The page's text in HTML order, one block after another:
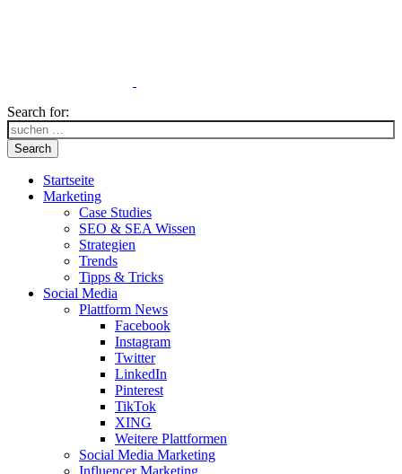
Search for:
Search
Startseite
Marketing
Case Studies
SEO & SEA Wissen
Strategien
Trends
Tipps & Tricks
Social Media
Plattform News
Facebook
Instagram
Twitter
LinkedIn
Pinterest
TikTok
XING
Weitere Plattformen
Social Media Marketing
Influencer Marketing